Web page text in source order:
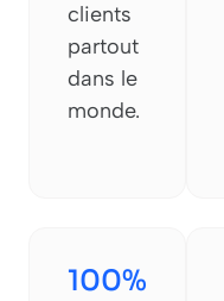
clients
partout
dans le
monde.
100%